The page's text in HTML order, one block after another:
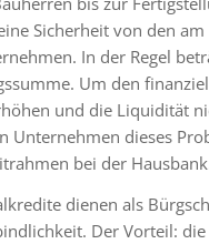
Sicherheit von den am
In der Regel
Um den
und die Liquidität
Unternehmen dieses
bei der
dienen als
Der Vorteil: die